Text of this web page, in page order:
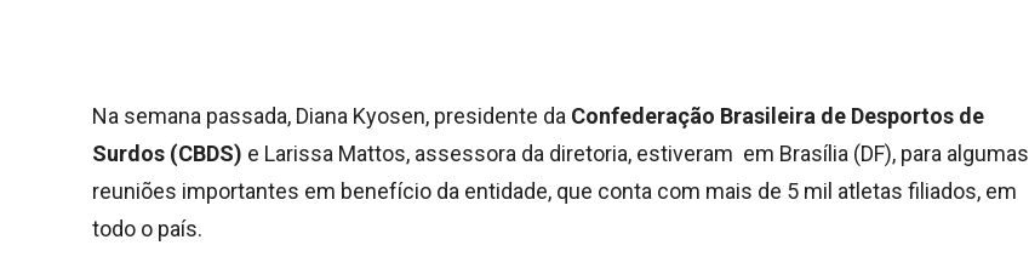
Na semana passada, Diana Kyosen, presidente da Confederação Brasileira de Desportos de
Surdos (CBDS) e Larissa Mattos, assessora da diretoria, estiveram em Brasília (DF), para algumas
reuniões importantes em benefício da entidade, que conta com mais de 5 mil atletas filiados, em
todo o país.